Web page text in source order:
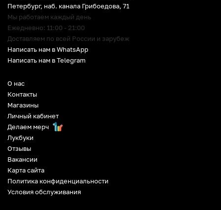
О нас
Контакты
Магазины
Личный кабинет
Делаем мерч
Лукбуки
Отзывы
Вакансии
Карта сайта
Политика конфиденциальности
Условия обслуживания
Петербург, наб. канала Грибоедова, 71
Мы работаем каждый день
Ежедневно: 11:00 - 21:00
Доставляем по всей России и зарубеж
Написать нам в WhatsApp
Написать нам в Telegram